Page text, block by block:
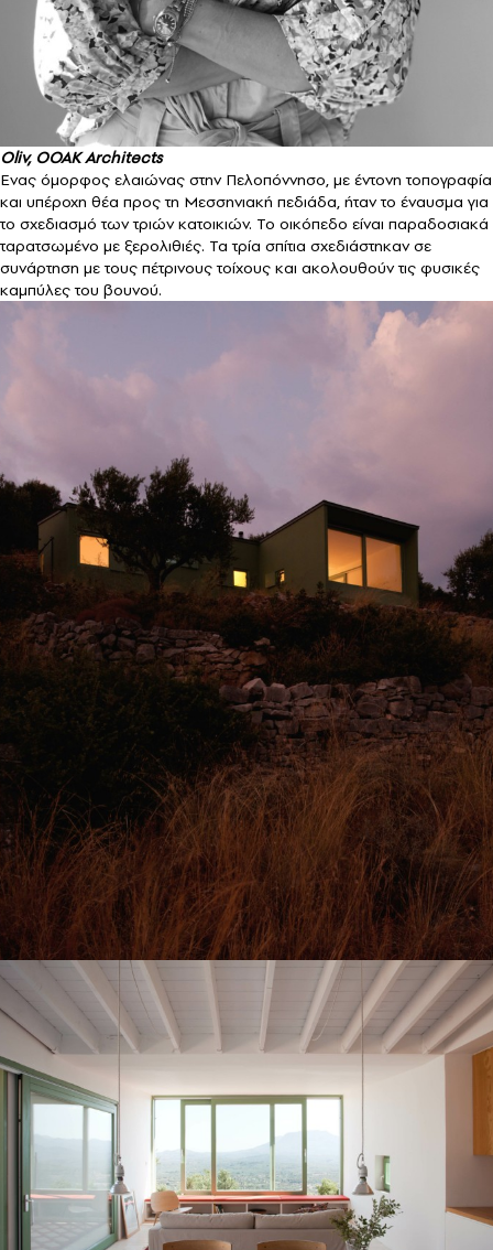
Oliv, OOAK Architects
Ενας όμορφος ελαιώνας στην Πελοπόννησο, με έντονη τοπογραφία
και υπέροχη θέα προς τη Μεσσηνιακή πεδιάδα, ήταν το έναυσμα για
το σχεδιασμό των τριών κατοικιών. Το οικόπεδο είναι παραδοσιακά
ταρατσωμένο με ξερολιθιές. Τα τρία σπίτια σχεδιάστηκαν σε
συνάρτηση με τους πέτρινους τοίχους και ακολουθούν τις φυσικές
καμπύλες του βουνού.